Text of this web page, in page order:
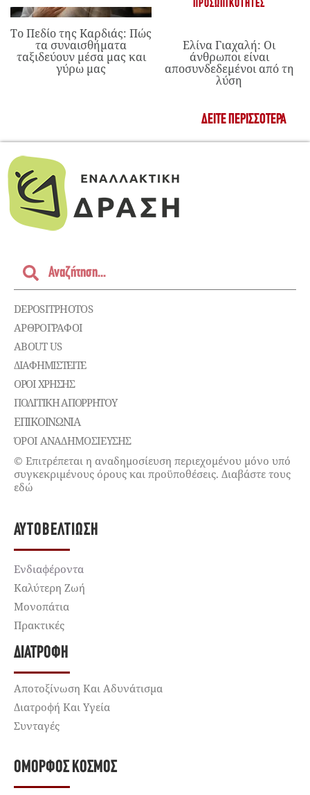
Το Πεδίο της Καρδιάς: Πώς
τα συναισθήματα
ταξιδεύουν μέσα μας και
γύρω μας
ΠΡΟΣΩΠΙΚΌΤΗΤΕΣ
Ελίνα Γιαχαλή: Οι
άνθρωποι είναι
αποσυνδεδεμένοι από τη
λύση
ΔΕΊΤΕ ΠΕΡΙΣΣΌΤΕΡΑ
DEPOSITPHOTOS
ΑΡΘΡΟΓΡΑΦΟΙ
ABOUT US
ΔΙΑΦΗΜΙΣΤΕΊΤΕ
ΌΡΟΙ ΧΡΉΣΗΣ
ΠΟΛΙΤΙΚΉ ΑΠΟΡΡΉΤΟΥ
ΕΠΙΚΟΙΝΩΝΊΑ
ΌΡΟΙ ΑΝΑΔΗΜΟΣΙΕΥΣΗΣ
© Επιτρέπεται η αναδημοσίευση περιεχομένου μόνο υπό
συγκεκριμένους όρους και προϋποθέσεις. Διαβάστε τους
εδώ
ΑΥΤΟΒΕΛΤΊΩΣΗ
Ενδιαφέροντα
Καλύτερη Ζωή
Μονοπάτια
Πρακτικές
ΔΙΑΤΡΟΦΉ
Αποτοξίνωση Και Αδυνάτισμα
Διατροφή Και Υγεία
Συνταγές
ΌΜΟΡΦΟΣ ΚΌΣΜΟΣ